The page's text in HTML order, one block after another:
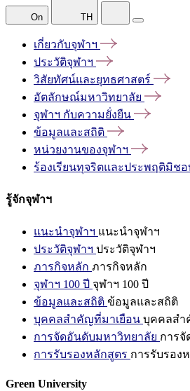
On TH
เกี่ยวกับจุฬาฯ
ประวัติจุฬาฯ
วิสัยทัศน์และยุทธศาสตร์
อัตลักษณ์มหาวิทยาลัย
จุฬาฯ กับความยั่งยืน
ข้อมูลและสถิติ
หน่วยงานของจุฬาฯ
ร้องเรียนทุจริตและประพฤติมิชอ
รู้จักจุฬาฯ
แนะนำจุฬาฯ แนะนำจุฬาฯ
ประวัติจุฬาฯ ประวัติจุฬาฯ
ภารกิจหลัก ภารกิจหลัก
จุฬาฯ 100 ปี จุฬาฯ 100 ปี
ข้อมูลและสถิติ ข้อมูลและสถิติ
บุคคลสำคัญที่มาเยือน บุคคลสำ
การจัดอันดับมหาวิทยาลัย การ
การรับรองหลักสูตร การรับรอง
Green University